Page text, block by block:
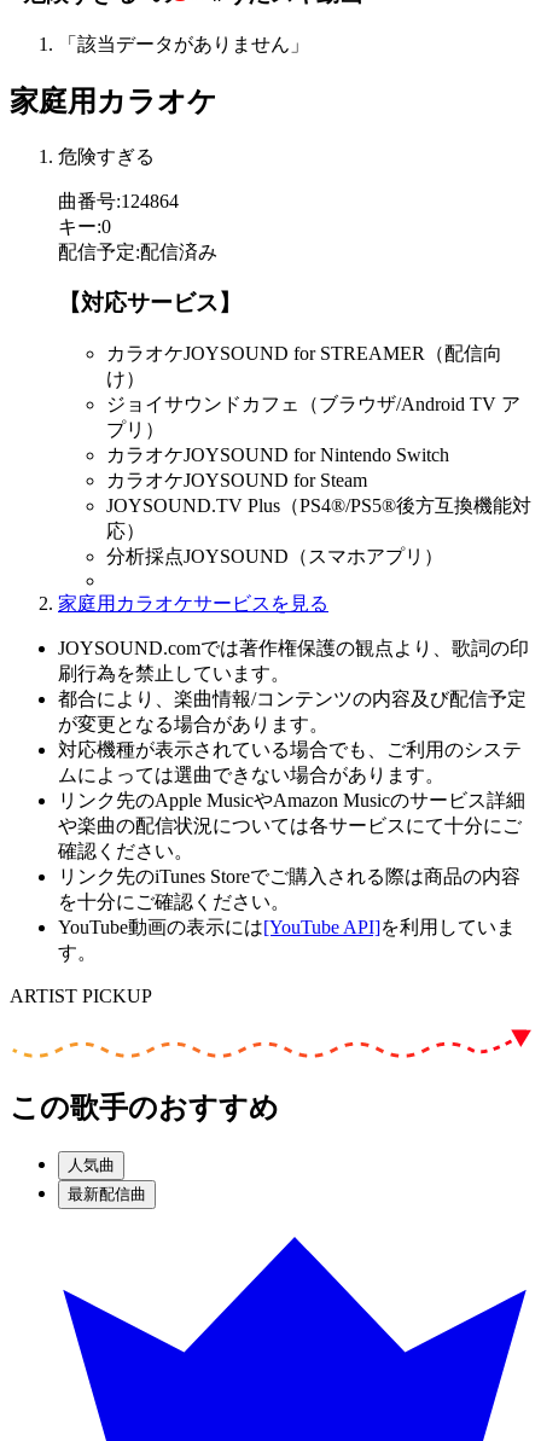
「該当データがありません」
家庭用カラオケ
危険すぎる
曲番号:124864
キー:0
配信予定:配信済み
【対応サービス】
カラオケJOYSOUND for STREAMER（配信向
け）
ジョイサウンドカフェ（ブラウザ/Android TV ア
プリ）
カラオケJOYSOUND for Nintendo Switch
カラオケJOYSOUND for Steam
JOYSOUND.TV Plus（PS4®/PS5®後方互換機能対
応）
分析採点JOYSOUND（スマホアプリ）
家庭用カラオケサービスを見る
JOYSOUND.comでは著作権保護の観点より、歌詞の印
刷行為を禁止しています。
都合により、楽曲情報/コンテンツの内容及び配信予定
が変更となる場合があります。
対応機種が表示されている場合でも、ご利用のシステ
ムによっては選曲できない場合があります。
リンク先のApple MusicやAmazon Musicのサービス詳細
や楽曲の配信状況については各サービスにて十分にご
確認ください。
リンク先のiTunes Storeでご購入される際は商品の内容
を十分にご確認ください。
YouTube動画の表示には[YouTube API]を利用していま
す。
ARTIST PICKUP
この歌手のおすすめ
人気曲
最新配信曲